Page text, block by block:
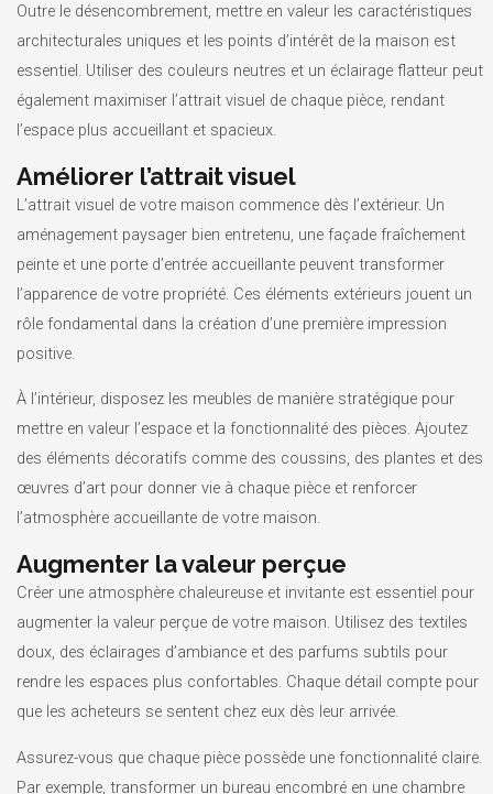
Outre le désencombrement, mettre en valeur les caractéristiques
architecturales uniques et les points d’intérêt de la maison est
essentiel. Utiliser des couleurs neutres et un éclairage flatteur peut
également maximiser l’attrait visuel de chaque pièce, rendant
l’espace plus accueillant et spacieux.
Améliorer l’attrait visuel
L’attrait visuel de votre maison commence dès l’extérieur. Un
aménagement paysager bien entretenu, une façade fraîchement
peinte et une porte d’entrée accueillante peuvent transformer
l’apparence de votre propriété. Ces éléments extérieurs jouent un
rôle fondamental dans la création d’une première impression
positive.
À l’intérieur, disposez les meubles de manière stratégique pour
mettre en valeur l’espace et la fonctionnalité des pièces. Ajoutez
des éléments décoratifs comme des coussins, des plantes et des
œuvres d’art pour donner vie à chaque pièce et renforcer
l’atmosphère accueillante de votre maison.
Augmenter la valeur perçue
Créer une atmosphère chaleureuse et invitante est essentiel pour
augmenter la valeur perçue de votre maison. Utilisez des textiles
doux, des éclairages d’ambiance et des parfums subtils pour
rendre les espaces plus confortables. Chaque détail compte pour
que les acheteurs se sentent chez eux dès leur arrivée.
Assurez-vous que chaque pièce possède une fonctionnalité claire.
Par exemple, transformer un bureau encombré en une chambre